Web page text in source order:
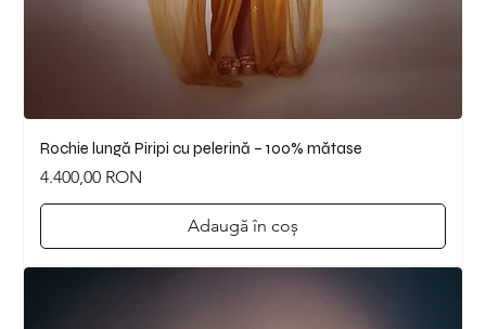
Rochie lungă Piripi cu pelerină – 100% mătase
Preț
4.400,00 RON
Adaugă în coș